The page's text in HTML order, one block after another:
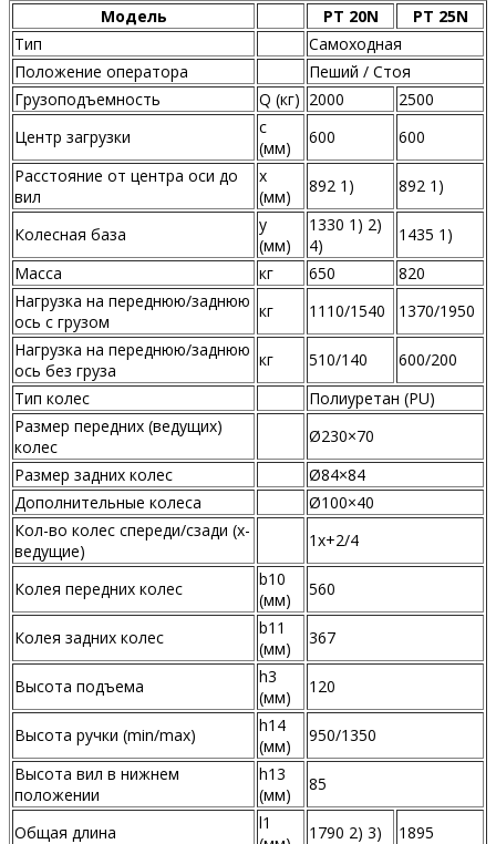
Модель PT 20N
PT 25N
Тип
Самоходная
Положение оператора
Пеший / Стоя
Грузоподъемность
Q (кг) 2000
2500
Центр загрузки
c
(мм)
600
600
Расстояние от центра оси до
вил
x
(мм)
892 1) 892 1)
Колесная база
y
(мм)
1330 1) 2)
4)
1435 1)
Масса
кг 650
820
Нагрузка на переднюю/заднюю
ось с грузом
кг 1110/1540
1370/1950
Нагрузка на переднюю/заднюю
ось без груза
кг 510/140
600/200
Тип колес
Полиуретан (PU)
Размер передних (ведущих)
колес
Ø230×70
Размер задних колес
Ø84×84
Дополнительные колеса
Ø100×40
Кол-во колес спереди/сзади (х-
ведущие)
1x+2/4
Колея передних колес
b10
(мм)
560
Колея задних колес
b11
(мм)
367
Высота подъема
h3
(мм)
120
Высота ручки (min/max)
h14
(мм)
950/1350
Высота вил в нижнем
положении
h13
(мм)
85
Общая длина
l1
1790 2) 3) 1895